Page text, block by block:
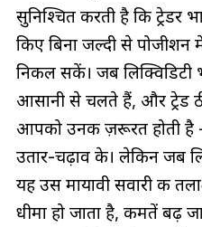
सुनिश्चित करती है कि ट्रेडर
किए बिना जल्दी से
निकल सकें। जब लिक्विडिटी
आसानी से चलते हैं, और ट्रेड
आपको उनकी ज़रूरत होती है
उतार-चढ़ाव के। लेकिन जब
यह उस मायावी सवारी की
धीमा हो जाता है, कीमतें बढ़